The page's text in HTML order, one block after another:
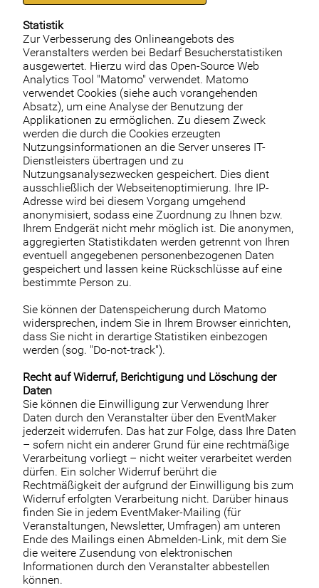
Statistik
Zur Verbesserung des Onlineangebots des
Veranstalters werden bei Bedarf Besucherstatistiken
ausgewertet. Hierzu wird das Open-Source Web
Analytics Tool "Matomo" verwendet. Matomo
verwendet Cookies (siehe auch vorangehenden
Absatz), um eine Analyse der Benutzung der
Applikationen zu ermöglichen. Zu diesem Zweck
werden die durch die Cookies erzeugten
Nutzungsinformationen an die Server unseres IT-
Dienstleisters übertragen und zu
Nutzungsanalysezwecken gespeichert. Dies dient
ausschließlich der Webseitenoptimierung. Ihre IP-
Adresse wird bei diesem Vorgang umgehend
anonymisiert, sodass eine Zuordnung zu Ihnen bzw.
Ihrem Endgerät nicht mehr möglich ist. Die anonymen,
aggregierten Statistikdaten werden getrennt von Ihren
eventuell angegebenen personenbezogenen Daten
gespeichert und lassen keine Rückschlüsse auf eine
bestimmte Person zu.
Sie können der Datenspeicherung durch Matomo
widersprechen, indem Sie in Ihrem Browser einrichten,
dass Sie nicht in derartige Statistiken einbezogen
werden (sog. "Do-not-track").
Recht auf Widerruf, Berichtigung und Löschung der
Daten
Sie können die Einwilligung zur Verwendung Ihrer
Daten durch den Veranstalter über den EventMaker
jederzeit widerrufen. Das hat zur Folge, dass Ihre Daten
– sofern nicht ein anderer Grund für eine rechtmäßige
Verarbeitung vorliegt – nicht weiter verarbeitet werden
dürfen. Ein solcher Widerruf berührt die
Rechtmäßigkeit der aufgrund der Einwilligung bis zum
Widerruf erfolgten Verarbeitung nicht. Darüber hinaus
finden Sie in jedem EventMaker-Mailing (für
Veranstaltungen, Newsletter, Umfragen) am unteren
Ende des Mailings einen Abmelden-Link, mit dem Sie
die weitere Zusendung von elektronischen
Informationen durch den Veranstalter abbestellen
können.